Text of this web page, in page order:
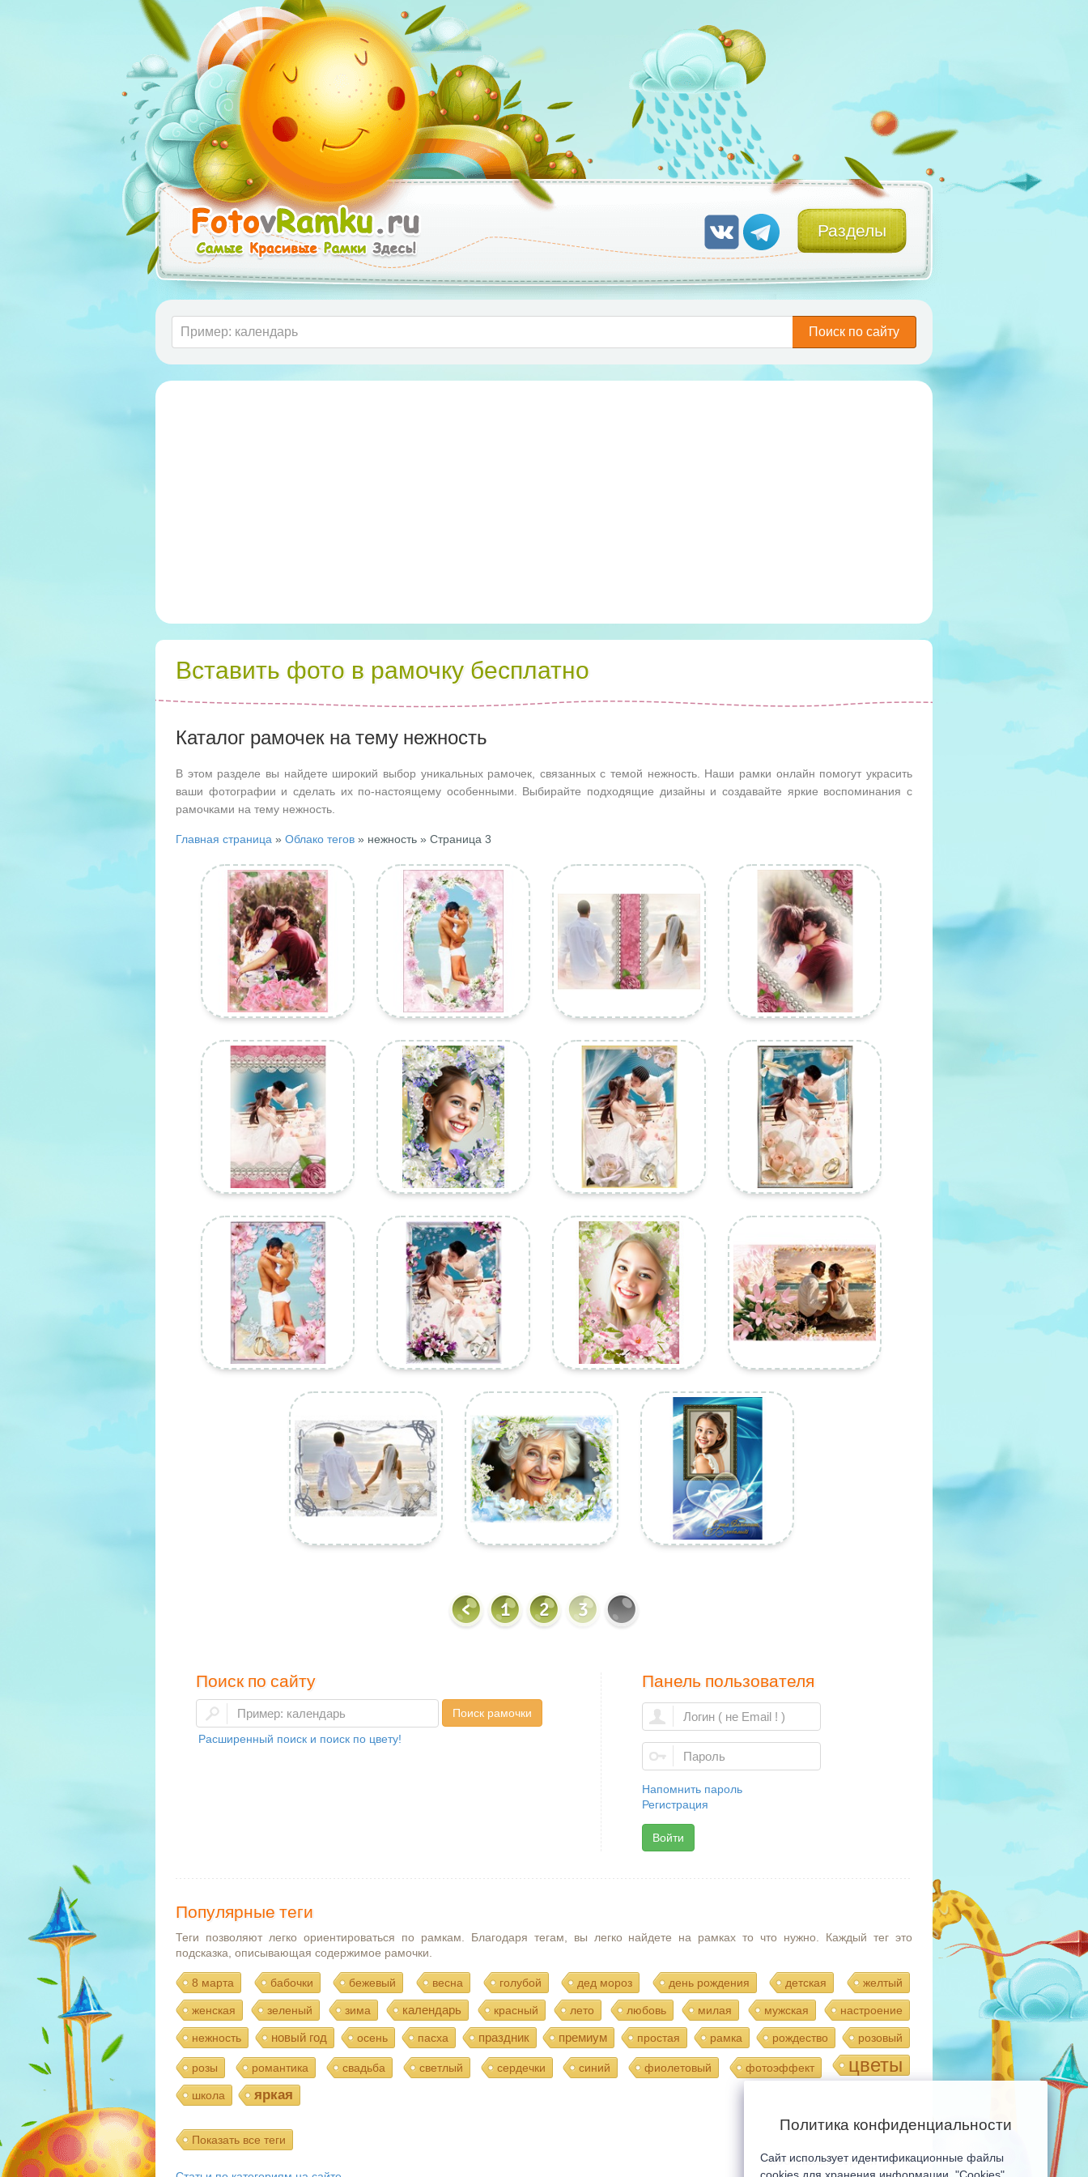
Разделы
Поиск по сайту
Вставить фото в рамочку бесплатно
Каталог рамочек на тему нежность
В этом разделе вы найдете широкий выбор уникальных рамочек, связанных с темой нежность. Наши рамки онлайн помогут украсить
ваши фотографии и сделать их по-настоящему особенными. Выбирайте подходящие дизайны и создавайте яркие воспоминания с
рамочками на тему нежность.
Главная страница » Облако тегов » нежность » Страница 3
1 2 3
Поиск по сайту
Поиск рамочки
Расширенный поиск и поиск по цвету!
Панель пользователя
Напомнить пароль
Регистрация
Войти
Популярные теги
Теги позволяют легко ориентироваться по рамкам. Благодаря тегам, вы легко найдете на рамках то что нужно. Каждый тег это
подсказка, описывающая содержимое рамочки.
8 марта бабочки бежевый весна голубой дед мороз день рождения детская желтый
женская зеленый зима календарь красный лето любовь милая мужская настроение
нежность новый год осень пасха праздник премиум простая рамка рождество розовый
розы романтика свадьба светлый сердечки синий фиолетовый фотоэффект цветы
школа яркая
Показать все теги
Мобильная версия сайта
Политика конфиденциальности
Сайт использует идентификационные файлы